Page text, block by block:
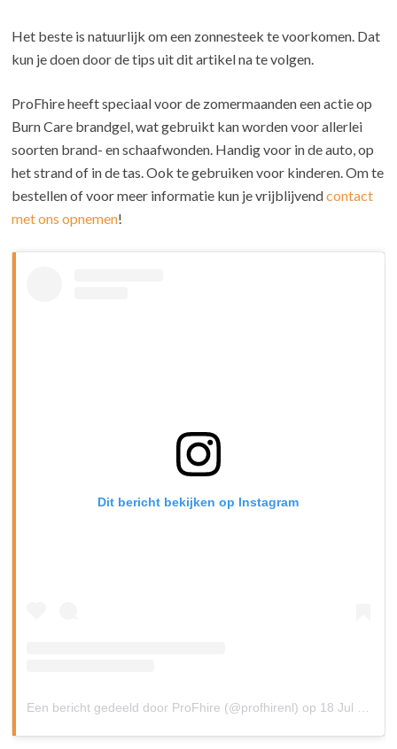
Het beste is natuurlijk om een zonnesteek te voorkomen. Dat
kun je doen door de tips uit dit artikel na te volgen.
ProFhire heeft speciaal voor de zomermaanden een actie op
Burn Care brandgel, wat gebruikt kan worden voor allerlei
soorten brand- en schaafwonden. Handig voor in de auto, op
het strand of in de tas. Ook te gebruiken voor kinderen. Om te
bestellen of voor meer informatie kun je vrijblijvendcontact
met ons opnemen!
Dit bericht bekijken op Instagram
Een bericht gedeeld door ProFhire (@profhirenl) op 18 Jul 2019 om 4:10 (PDT)